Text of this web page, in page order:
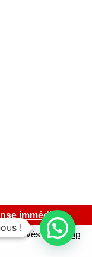
immédiate
réservés -Sitemap
!